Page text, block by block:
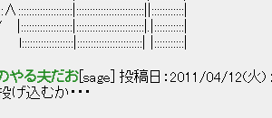
|:::::::::::|
やる夫だお [sage] 投稿日：2011/04/12(火)
込むか・・・